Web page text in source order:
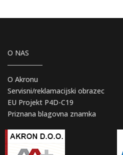
O NAS
O Akronu
Servisni/reklamacijski obrazec
EU Projekt P4D-C19
Priznana blagovna znamka